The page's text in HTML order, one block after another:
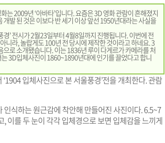
는 2009년 ‘아바타’입니다. 요즘은 3D 영화 관람이 흔해졌지
발 된 것은 이보다 반 세기 이상 앞선 1950년대라는 사실을
’ 전시가 2월23일부터 4월8일까지 진행됩니다. 이번에 전
니라, 놀랍게도 100년 전 당시에 제작한 것이라고 하네요. 3
로 소개됐습니다. 이는 1836년 루이 다게르가 카메라를 처
3D입체사진이 1860~1890년대에 인기를 끌었다고 합니
입체사진으로 본 서울풍경’전을 개최한다. 관람
식하는 원근감에 착안해 만들어진 사진이다. 6.5~7
이를 두 눈이 각각 입체경으로 보면 입체감을 느끼게